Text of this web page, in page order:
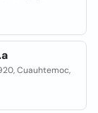
Cuauhtemoc,